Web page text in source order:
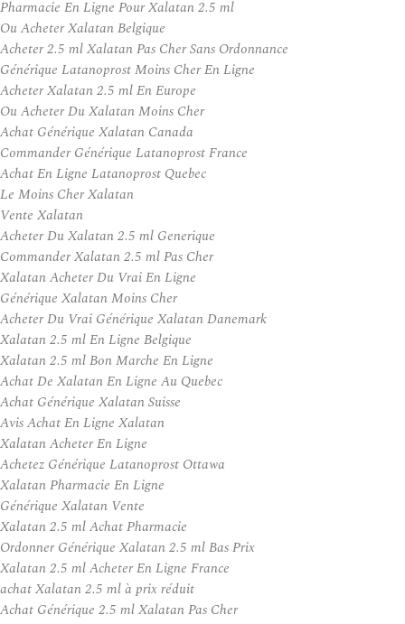
Pharmacie En Ligne Pour Xalatan 2.5 ml
Ou Acheter Xalatan Belgique
Acheter 2.5 ml Xalatan Pas Cher Sans Ordonnance
Générique Latanoprost Moins Cher En Ligne
Acheter Xalatan 2.5 ml En Europe
Ou Acheter Du Xalatan Moins Cher
Achat Générique Xalatan Canada
Commander Générique Latanoprost France
Achat En Ligne Latanoprost Quebec
Le Moins Cher Xalatan
Vente Xalatan
Acheter Du Xalatan 2.5 ml Generique
Commander Xalatan 2.5 ml Pas Cher
Xalatan Acheter Du Vrai En Ligne
Générique Xalatan Moins Cher
Acheter Du Vrai Générique Xalatan Danemark
Xalatan 2.5 ml En Ligne Belgique
Xalatan 2.5 ml Bon Marche En Ligne
Achat De Xalatan En Ligne Au Quebec
Achat Générique Xalatan Suisse
Avis Achat En Ligne Xalatan
Xalatan Acheter En Ligne
Achetez Générique Latanoprost Ottawa
Xalatan Pharmacie En Ligne
Générique Xalatan Vente
Xalatan 2.5 ml Achat Pharmacie
Ordonner Générique Xalatan 2.5 ml Bas Prix
Xalatan 2.5 ml Acheter En Ligne France
achat Xalatan 2.5 ml à prix réduit
Achat Générique 2.5 ml Xalatan Pas Cher